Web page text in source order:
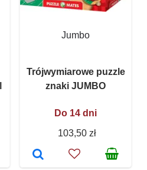
Jumbo
Trójwymiarowe puzzle
znaki JUMBO
Do 14 dni
103,50 zł